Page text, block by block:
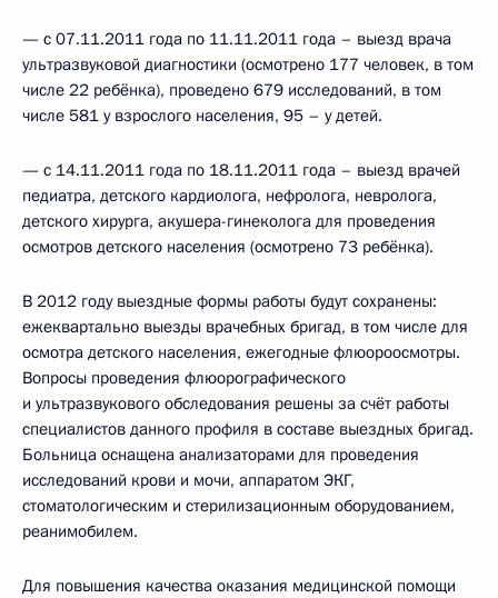
— с 07.11.2011 года по 11.11.2011 года – выезд врача
ультразвуковой диагностики (осмотрено 177 человек, в том
числе 22 ребёнка), проведено 679 исследований, в том
числе 581 у взрослого населения, 95 – у детей.
— с 14.11.2011 года по 18.11.2011 года – выезд врачей
педиатра, детского кардиолога, нефролога, невролога,
детского хирурга, акушера-гинеколога для проведения
осмотров детского населения (осмотрено 73 ребёнка).
В 2012 году выездные формы работы будут сохранены:
ежеквартально выезды врачебных бригад, в том числе для
осмотра детского населения, ежегодные флюороосмотры.
Вопросы проведения флюорографического
и ультразвукового обследования решены за счёт работы
специалистов данного профиля в составе выездных бригад.
Больница оснащена анализаторами для проведения
исследований крови и мочи, аппаратом ЭКГ,
стоматологическим и стерилизационным оборудованием,
реанимобилем.
Для повышения качества оказания медицинской помощи